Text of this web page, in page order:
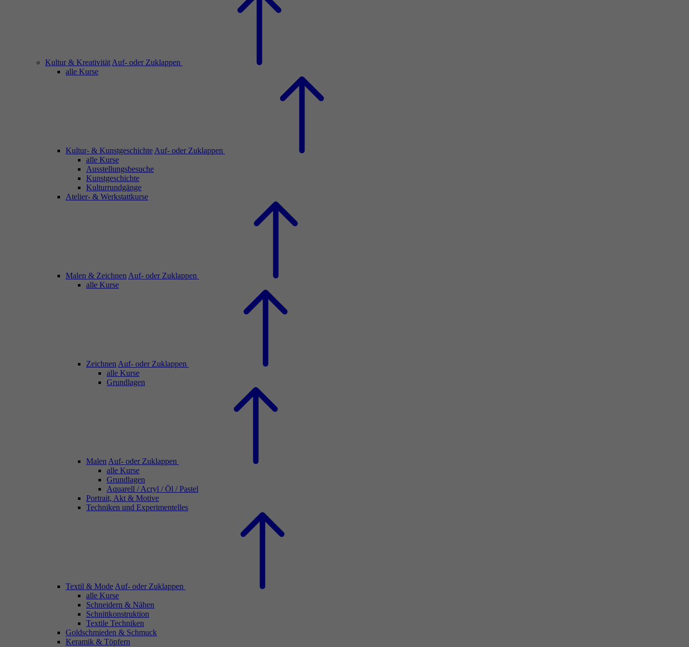
Kultur & Kreativität Auf- oder Zuklappen
alle Kurse
Kultur- & Kunstgeschichte Auf- oder Zuklappen
alle Kurse
Ausstellungsbesuche
Kunstgeschichte
Kulturrundgänge
Atelier- & Werkstattkurse
Malen & Zeichnen Auf- oder Zuklappen
alle Kurse
Zeichnen Auf- oder Zuklappen
alle Kurse
Grundlagen
Malen Auf- oder Zuklappen
alle Kurse
Grundlagen
Aquarell / Acryl / Öl / Pastel
Portrait, Akt & Motive
Techniken und Experimentelles
Textil & Mode Auf- oder Zuklappen
alle Kurse
Schneidern & Nähen
Schnittkonstruktion
Textile Techniken
Goldschmieden & Schmuck
Keramik & Töpfern